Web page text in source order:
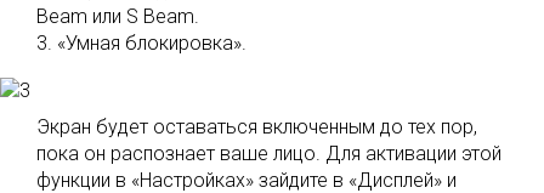
Beam или S Beam.
3. «Умная блокировка».
Экран будет оставаться включенным до тех пор,
пока он распознает ваше лицо. Для активации этой
функции в «Настройках» зайдите в «Дисплей» и